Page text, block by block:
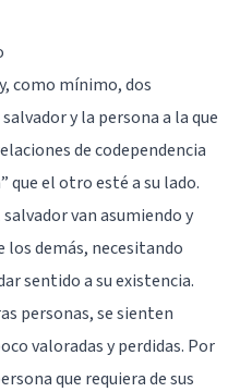
como mínimo, dos
y la persona a la que
de codependencia
que el otro esté a su lado.
van asumiendo y
demás, necesitando
sentido a su existencia.
personas, se sienten
valoradas y perdidas. Por
que requiera de sus